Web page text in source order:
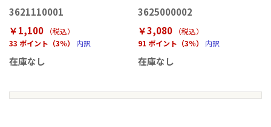
3621110001
￥1,100
（税込）
33 ポイント（3％）
内訳
在庫なし
3625000002
￥3,080
（税込）
91 ポイント（3％）
内訳
在庫なし